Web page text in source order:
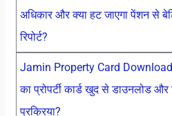
अधिकार और क्या हट जाएगा पेंशन से
रिपोर्ट?
Jamin Property Card
का प्रोपर्टी कार्ड खुद से डाउनलोड और
प्रक्रिया?